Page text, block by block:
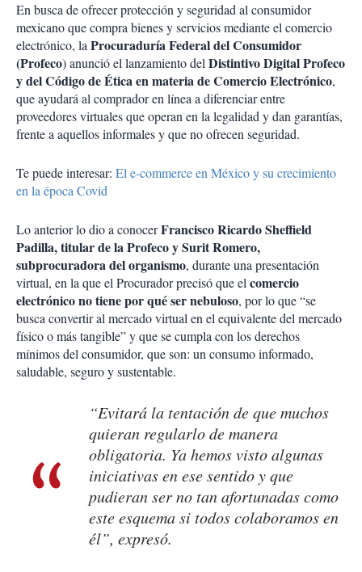
En busca de ofrecer protección y seguridad al consumidor
mexicano que compra bienes y servicios mediante el comercio
electrónico, laProcuraduría Federal del Consumidor
(Profeco) anunció el lanzamiento delDistintivo Digital Profeco
y del Código de Ética en materia de Comercio Electrónico,
que ayudará al comprador en línea a diferenciar entre
proveedores virtuales que operan en la legalidad y dan garantías,
frente a aquellos informales y que no ofrecen seguridad.
Te puede interesar: El e-commerce en México y su crecimiento
en la época Covid
Lo anterior lo dio a conocerFrancisco Ricardo Sheffield
Padilla, titular de la Profeco y Surit Romero,
subprocuradora del organismo, durante una presentación
virtual, en la que el Procurador precisó que elcomercio
electrónico no tiene por qué ser nebuloso, por lo que “se
busca convertir al mercado virtual en el equivalente del mercado
físico o más tangible” y que se cumpla con los derechos
mínimos del consumidor, que son: un consumo informado,
saludable, seguro y sustentable.
“Evitará la tentación de que muchos
quieran regularlo de manera
obligatoria. Ya hemos visto algunas
iniciativas en ese sentido y que
pudieran ser no tan afortunadas como
este esquema si todos colaboramos en
él”, expresó.